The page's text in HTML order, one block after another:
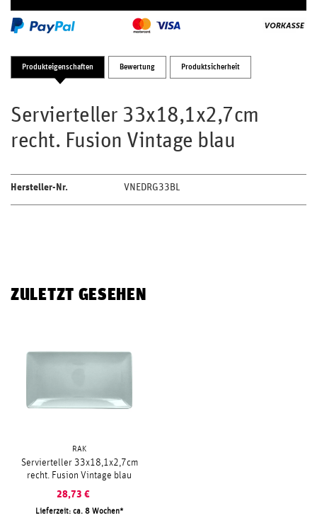
Produkteigenschaften Bewertung Produktsicherheit
Servierteller 33x18,1x2,7cm
recht. Fusion Vintage blau
Hersteller-Nr. VNEDRG33BL
ZULETZT GESEHEN
RAK
Servierteller 33x18,1x2,7cm
recht. Fusion Vintage blau
28,73 €
Lieferzeit: ca. 8 Wochen